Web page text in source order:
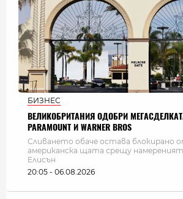
БИЗНЕС
ВЕЛИКОБРИТАНИЯ ОДОБРИ
PARAMOUNT И WARNER BROS
Сливането обаче остава блокирано
американска щата срещу
Елисън
20:05 - 06.08.2026